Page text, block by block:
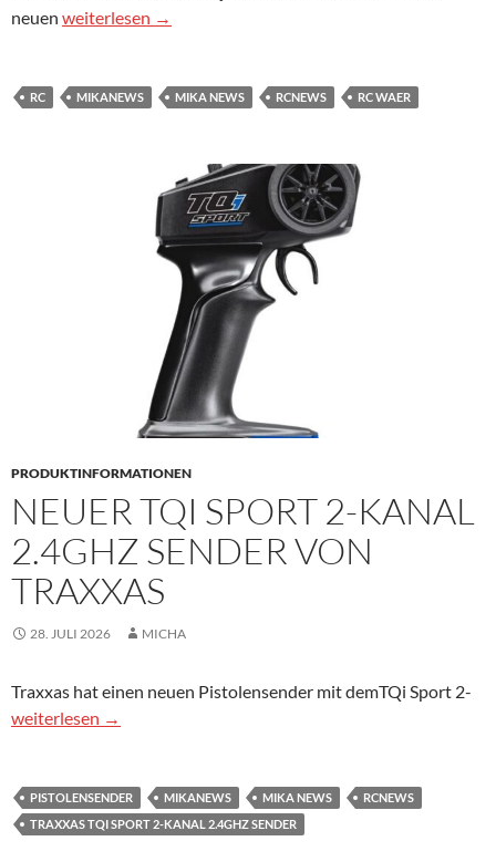
neuen NEUE MOTIVE FÜR PILOTEN
weiterlesen →
RC MIKANEWS MIKA NEWS RCNEWS RC WAER
PRODUKTINFORMATIONEN
NEUER TQI SPORT 2-KANAL
2.4GHZ SENDER VON
TRAXXAS
28. JULI 2026 MICHA
Traxxas hat einen neuen Pistolensender mit demTQi Sport 2-
Neuer TQi Sport 2-Kanal 2.4GHz Sender von TRAXXAS
weiterlesen →
PISTOLENSENDER MIKANEWS MIKA NEWS
RCNEWS
TRAXXAS TQI SPORT 2-KANAL 2.4GHZ SENDER